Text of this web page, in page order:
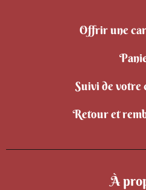
Offrir une
Suivi de votre
Retour et
À